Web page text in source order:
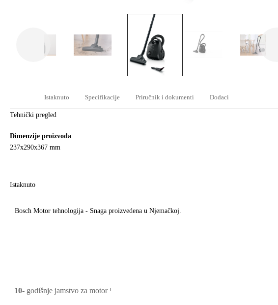
Istaknuto Specifikacije Priručnik i dokumenti Dodaci
Tehnički pregled
Dimenzije proizvoda
237x290x367 mm
Istaknuto
Bosch Motor tehnologija - Snaga proizvedena u Njemačkoj.
10- godišnje jamstvo za motor ¹